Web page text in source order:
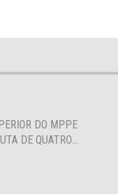
DO MPPE
DE QUATRO